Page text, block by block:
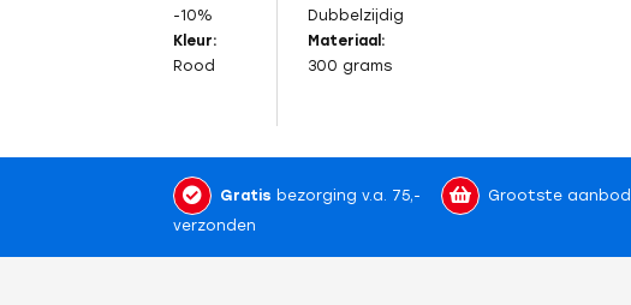
-10%
Kleur:
Rood
Dubbelzijdig
Materiaal:
300 grams
Gratis bezorging v.a. 75,- Grootste aanbod
verzonden